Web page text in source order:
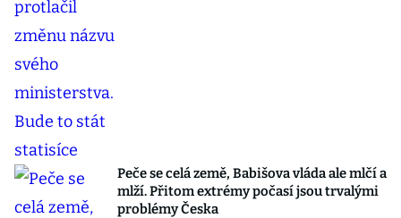
Peče se celá země, Babišova vláda ale mlčí a
mlží. Přitom extrémy počasí jsou trvalými
problémy Česka